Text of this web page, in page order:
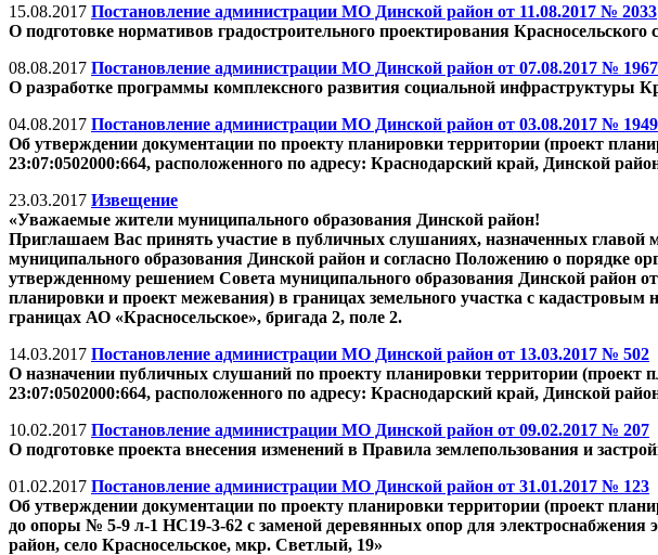
15.08.2017 Постановление администрации МО Динской район от 11.08.2017 № 2033
О подготовке нормативов градостроительного проектирования
08.08.2017 Постановление администрации МО Динской район от 07.08.2017 № 1967
О разработке программы комплексного развития социальной инфраструктуры
04.08.2017 Постановление администрации МО Динской район от 03.08.2017 № 1949
Об утверждении документации по проекту планировки территории (проект
23:07:0502000:664, расположенного по адресу: Краснодарский край, Динской
23.03.2017 Извещение
«Уважаемые жители муниципального образования Динской район!
Приглашаем Вас принять участие в публичных слушаниях, назначенных главой
муниципального образования Динской район и согласно Положению о порядке
утвержденному решением Совета муниципального образования Динской район
планировки и проект межевания) в границах земельного участка с
границах АО «Красносельское», бригада 2, поле 2.
14.03.2017 Постановление администрации МО Динской район от 13.03.2017 № 502
О назначении публичных слушаний по проекту планировки территории (проект
23:07:0502000:664, расположенного по адресу: Краснодарский край, Динской
10.02.2017 Постановление администрации МО Динской район от 09.02.2017 № 207
О подготовке проекта внесения изменений в Правила землепользования и
01.02.2017 Постановление администрации МО Динской район от 31.01.2017 № 123
Об утверждении документации по проекту планировки территории (проект
до опоры № 5-9 л-1 НС19-3-62 с заменой деревянных опор для
район, село Красносельское, мкр. Светлый, 19»